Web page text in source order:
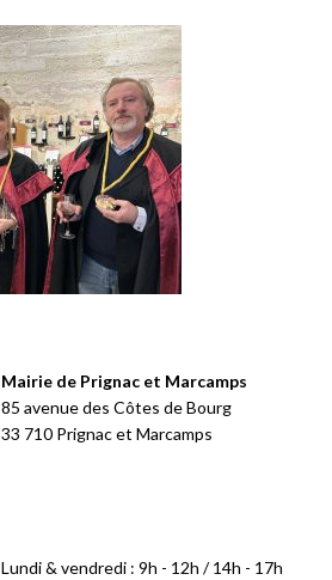
Mairie de Prignac et Marcamps
85 avenue des Côtes de Bourg
33 710 Prignac et Marcamps
Lundi & vendredi : 9h - 12h / 14h - 17h